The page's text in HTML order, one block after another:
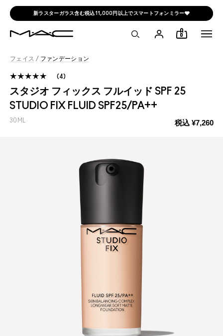
新ラスターガラス含む税込11,000円以上でスマートフォンミラー🩶
0
フェイス / ファンデーション
スタジオ フィックス フルイッド SPF 25
STUDIO FIX FLUID SPF25/PA++
税込 ¥7,260
30ML
4